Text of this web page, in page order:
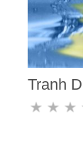
Tranh